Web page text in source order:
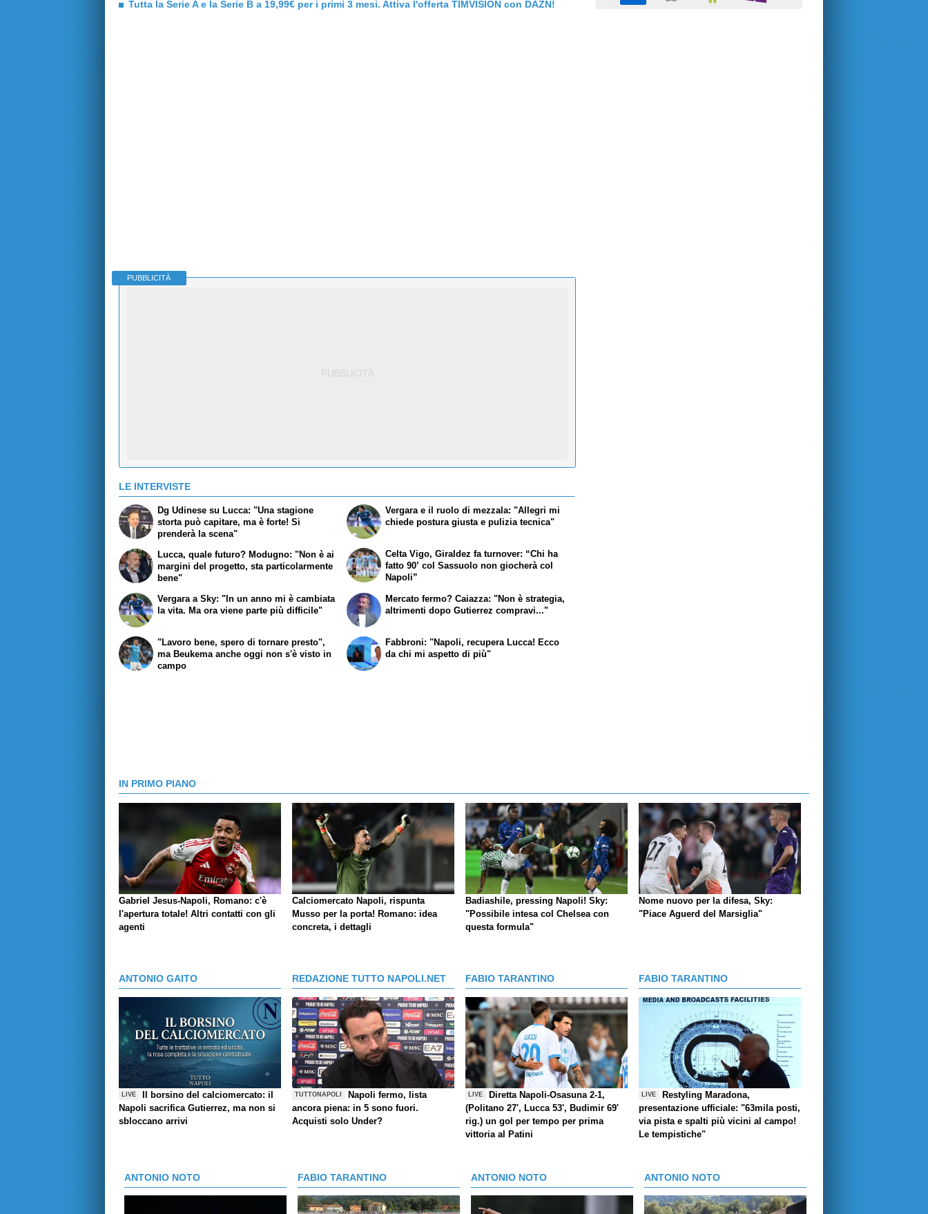
Tutta la Serie A e la Serie B a 19,99€ per i primi 3 mesi. Attiva l'offerta TIMVISION con DAZN!
PUBBLICITÀ
LE INTERVISTE
Dg Udinese su Lucca: "Una stagione
storta può capitare, ma è forte! Si
prenderà la scena"
Lucca, quale futuro? Modugno: "Non è ai
margini del progetto, sta particolarmente
bene"
Vergara e il ruolo di mezzala: "Allegri mi
chiede postura giusta e pulizia tecnica"
Celta Vigo, Giraldez fa turnover: “Chi ha
fatto 90’ col Sassuolo non giocherà col
Napoli”
Vergara a Sky: "In un anno mi è cambiata
la vita. Ma ora viene parte più difficile"
"Lavoro bene, spero di tornare presto",
ma Beukema anche oggi non s'è visto in
campo
Mercato fermo? Caiazza: "Non è strategia,
altrimenti dopo Gutierrez compravi..."
Fabbroni: "Napoli, recupera Lucca! Ecco
da chi mi aspetto di più"
IN PRIMO PIANO
Gabriel Jesus-Napoli, Romano: c'è
l'apertura totale! Altri contatti con gli
agenti
Calciomercato Napoli, rispunta
Musso per la porta! Romano: idea
concreta, i dettagli
Badiashile, pressing Napoli! Sky:
"Possibile intesa col Chelsea con
questa formula"
Nome nuovo per la difesa, Sky:
"Piace Aguerd del Marsiglia"
ANTONIO GAITO
LIVE
Il borsino del calciomercato: il
Napoli sacrifica Gutierrez, ma non si
sbloccano arrivi
REDAZIONE TUTTO NAPOLI.NET
TUTTONAPOLI
Napoli fermo, lista
ancora piena: in 5 sono fuori.
Acquisti solo Under?
FABIO TARANTINO
LIVE
Diretta Napoli-Osasuna 2-1,
(Politano 27', Lucca 53', Budimir 69'
rig.) un gol per tempo per prima
vittoria al Patini
FABIO TARANTINO
LIVE
Restyling Maradona,
presentazione ufficiale: "63mila posti,
via pista e spalti più vicini al campo!
Le tempistiche"
ANTONIO NOTO FABIO TARANTINO ANTONIO NOTO ANTONIO NOTO